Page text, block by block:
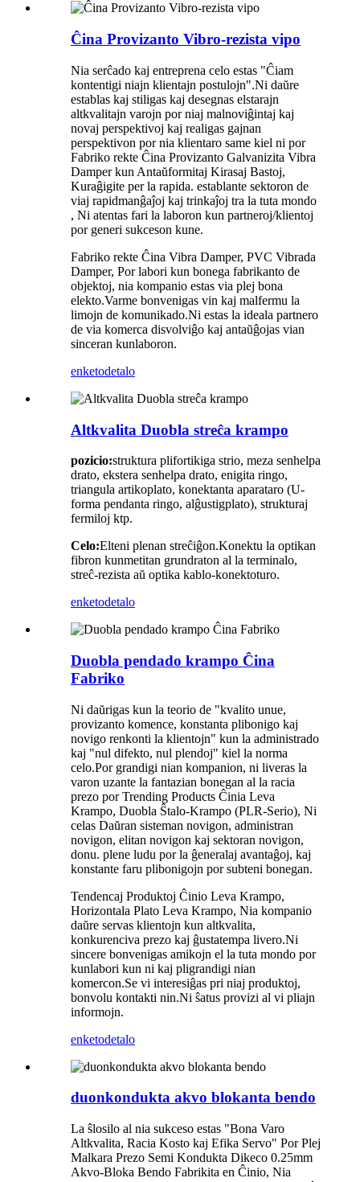
Ĉina Provizanto Vibro-rezista vipo
Nia serĉado kaj entreprena celo estas "Ĉiam
kontentigi niajn klientajn postulojn".Ni daŭre
establas kaj stiligas kaj desegnas elstarajn
altkvalitajn varojn por niaj malnoviĝintaj kaj
novaj perspektivoj kaj realigas gajnan
perspektivon por nia klientaro same kiel ni por
Fabriko rekte Ĉina Provizanto Galvanizita Vibra
Damper kun Antaŭformitaj Kirasaj Bastoj,
Kuraĝigite per la rapida. establante sektoron de
viaj rapidmanĝaĵoj kaj trinkaĵoj tra la tuta mondo
, Ni atentas fari la laboron kun partneroj/klientoj
por generi sukceson kune.
Fabriko rekte Ĉina Vibra Damper, PVC Vibrada
Damper, Por labori kun bonega fabrikanto de
objektoj, nia kompanio estas via plej bona
elekto.Varme bonvenigas vin kaj malfermu la
limojn de komunikado.Ni estas la ideala partnero
de via komerca disvolviĝo kaj antaŭĝojas vian
sinceran kunlaboron.
enketodetalo
Altkvalita Duobla streĉa krampo
pozicio:struktura plifortikiga strio, meza senhelpa
drato, ekstera senhelpa drato, enigita ringo,
triangula artikoplato, konektanta aparataro (U-
forma pendanta ringo, alĝustigplato), strukturaj
fermiloj ktp.
Celo:Elteni plenan streĉiĝon.Konektu la optikan
fibron kunmetitan grundraton al la terminalo,
streĉ-rezista aŭ optika kablo-konektoturo.
enketodetalo
Duobla pendado krampo Ĉina
Fabriko
Ni daŭrigas kun la teorio de "kvalito unue,
provizanto komence, konstanta plibonigo kaj
novigo renkonti la klientojn" kun la administrado
kaj "nul difekto, nul plendoj" kiel la norma
celo.Por grandigi nian kompanion, ni liveras la
varon uzante la fantazian bonegan al la racia
prezo por Trending Products Ĉinia Leva
Krampo, Duobla Ŝtalo-Krampo (PLR-Serio), Ni
celas Daŭran sisteman novigon, administran
novigon, elitan novigon kaj sektoran novigon,
donu. plene ludu por la ĝeneralaj avantaĝoj, kaj
konstante faru plibonigojn por subteni bonegan.
Tendencaj Produktoj Ĉinio Leva Krampo,
Horizontala Plato Leva Krampo, Nia kompanio
daŭre servas klientojn kun altkvalita,
konkurenciva prezo kaj ĝustatempa livero.Ni
sincere bonvenigas amikojn el la tuta mondo por
kunlabori kun ni kaj pligrandigi nian
komercon.Se vi interesiĝas pri niaj produktoj,
bonvolu kontakti nin.Ni ŝatus provizi al vi pliajn
informojn.
enketodetalo
duonkondukta akvo blokanta bendo
La ŝlosilo al nia sukceso estas "Bona Varo
Altkvalita, Racia Kosto kaj Efika Servo" Por Plej
Malkara Prezo Semi Kondukta Dikeco 0.25mm
Akvo-Bloka Bendo Fabrikita en Ĉinio, Nia